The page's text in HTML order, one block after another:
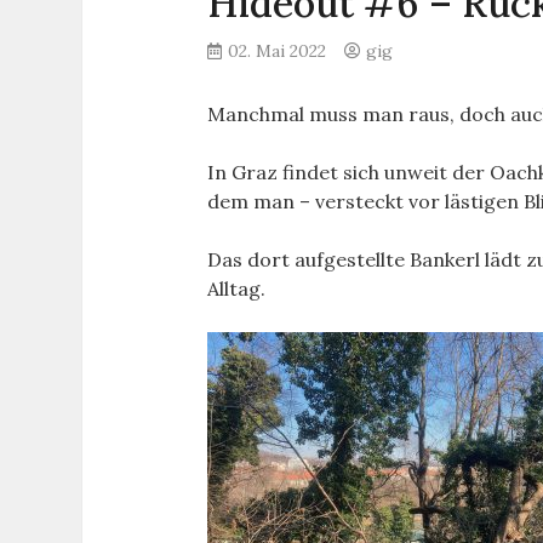
02. Mai 2022 gig
Manchmal muss man raus, doch
In Graz findet sich unweit der
dem man – versteckt vor lästigen
Das dort aufgestellte Bankerl lädt
Alltag.